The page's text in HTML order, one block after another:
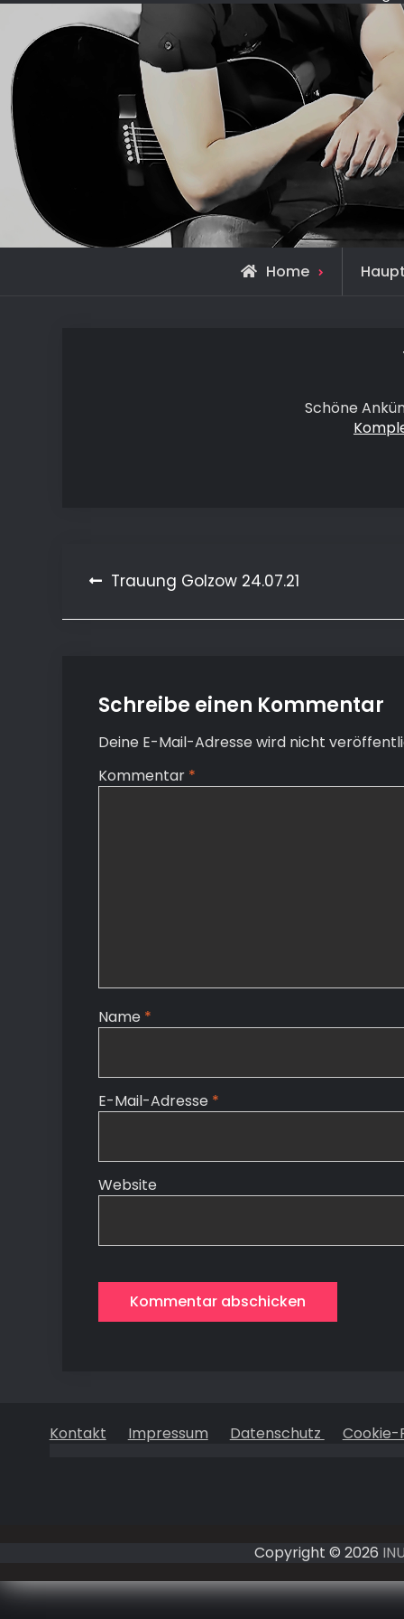
Home
Schöne
Beitragsnavigation
Trauung Golzow 24.07.21
Schreibe einen Kommentar
Deine E-Mail-Adresse wird nicht
Kommentar *
Name *
E-Mail-Adresse *
Website
Kontakt Impressum Datenschutz Cookie-
Copyright © 2026